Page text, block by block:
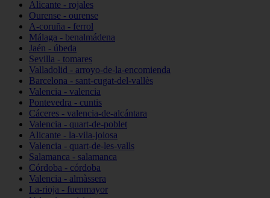
Alicante - rojales
Ourense - ourense
A-coruña - ferrol
Málaga - benalmádena
Jaén - úbeda
Sevilla - tomares
Valladolid - arroyo-de-la-encomienda
Barcelona - sant-cugat-del-vallès
Valencia - valencia
Pontevedra - cuntis
Cáceres - valencia-de-alcántara
Valencia - quart-de-poblet
Alicante - la-vila-joiosa
Valencia - quart-de-les-valls
Salamanca - salamanca
Córdoba - córdoba
Valencia - almàssera
La-rioja - fuenmayor